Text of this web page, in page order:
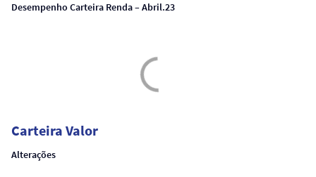
Desempenho Carteira Renda – Abril.23
Carteira Valor
Alterações